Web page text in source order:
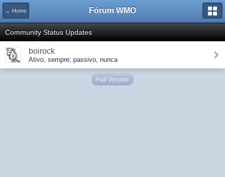
← Home Fórum WMO
Community Status Updates
boirock
Ativo, sempre; passivo, nunca
Full Version